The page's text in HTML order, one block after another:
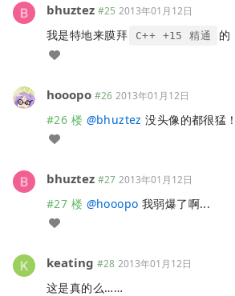
bhuztez #25 2013年01月12日
我是特地来膜拜 C++ +15 精通 的
hooopo #26 2013年01月12日
#26 楼 @bhuztez 没头像的都很猛！
bhuztez #27 2013年01月12日
#27 楼 @hooopo 我弱爆了啊...
keating #28 2013年01月12日
这是真的么……